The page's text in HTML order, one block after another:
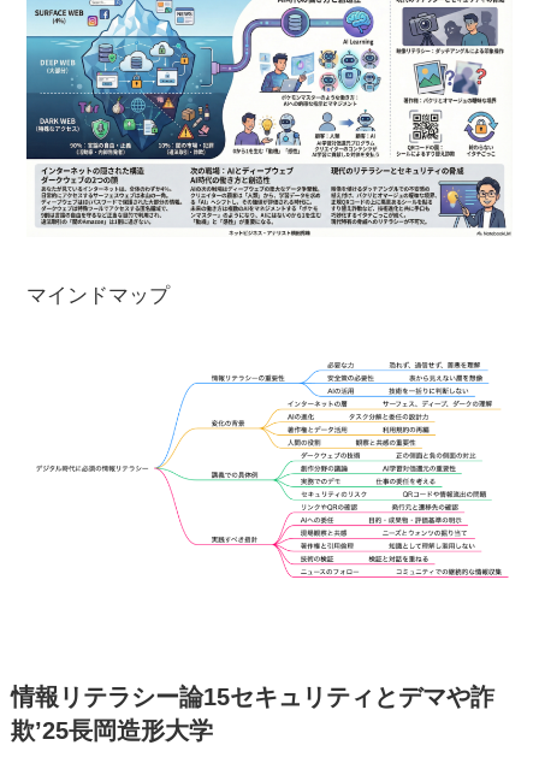
マインドマップ
情報リテラシー論15セキュリティとデマや詐
欺’25長岡造形大学